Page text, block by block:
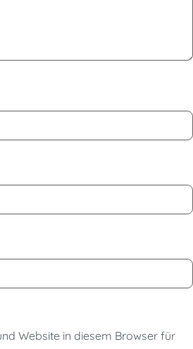
Website in diesem Browser für